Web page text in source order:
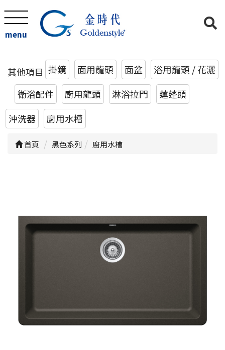
menu
其他項目 掛鏡 面用龍頭 面盆
浴用龍頭 / 花灑
衛浴配件
廚用龍頭 淋浴拉門
蓮蓬頭
沖洗器
廚用水槽
首頁 黑色系列 廚用水槽